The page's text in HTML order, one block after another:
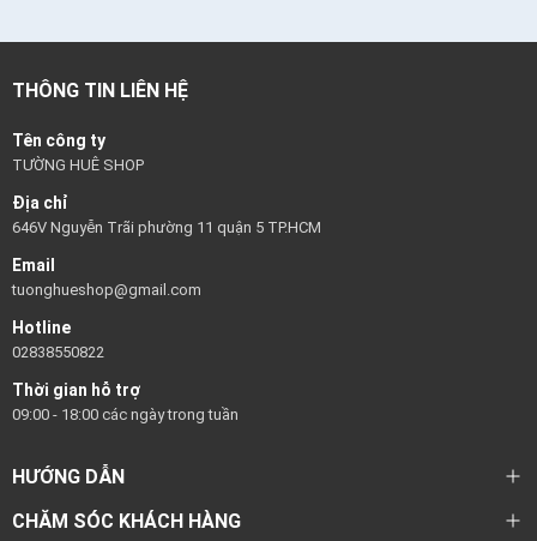
THÔNG TIN LIÊN HỆ
Tên công ty
TƯỜNG HUÊ SHOP
Địa chỉ
646V Nguyễn Trãi phường 11 quận 5 TP.HCM
Email
tuonghueshop@gmail.com
Hotline
02838550822
Thời gian hỗ trợ
09:00 - 18:00 các ngày trong tuần
HƯỚNG DẪN
CHĂM SÓC KHÁCH HÀNG